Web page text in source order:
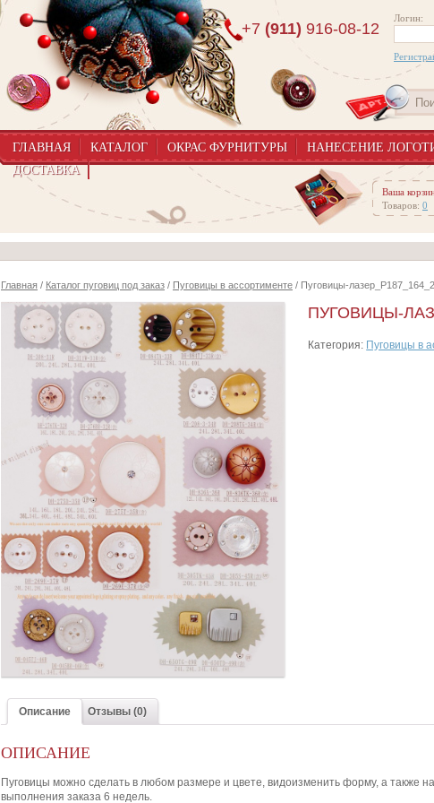
Логин:
+7 (911) 916-08-12
ГЛАВНАЯ КАТАЛОГ ОКРАС ФУРНИТУРЫ НАНЕСЕНИЕ
ДОСТАВКА
Ваша
Товаров: 0
Главная / Каталог пуговиц под заказ / Пуговицы в ассортименте / Пуговицы-лазер_P187_164_2
ПУГОВИЦЫ-
Категория: Пуговицы в
Описание Отзывы (0)
ОПИСАНИЕ
Пуговицы можно сделать в любом размере и цвете, видоизменить форму, а также
выполнения заказа 6 недель.